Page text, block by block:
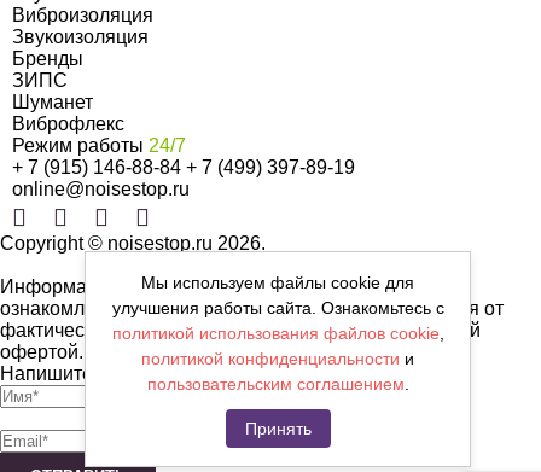
Виброизоляция
Звукоизоляция
Бренды
ЗИПС
Шуманет
Виброфлекс
Режим работы 24/7
+ 7 (915) 146-88-84 + 7 (499) 397-89-19
online@noisestop.ru
Copyright © noisestop.ru 2026.
Информация о товарах на сайте приведена в целях
ознакомленияя. Фотографии, цвета могут отличаться от
фактических характеристик и не являются публичной
офертой.
Напишите нам сообщение
Мы используем файлы cookie для
улучшения работы сайта. Ознакомьтесь с
политикой использования файлов cookie
политикой конфиденциальности и
пользовательским соглашением
Принять